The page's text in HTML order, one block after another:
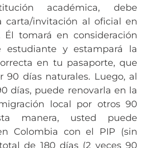
académica, debe
carta/invitación al oficial en
Él tomará en consideración
estudiante y estampará la
en tu pasaporte, que
90 días naturales. Luego, al
días, puede renovarla en la
local por otros 90
manera, usted puede
Colombia con el PIP (sin
de 180 días (2 veces 90